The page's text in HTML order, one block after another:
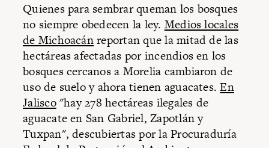
Quienes para sembrar queman los bosques
no siempre obedecen la ley. Medios locales
de Michoacánreportan que la mitad de las
hectáreas afectadas por incendios en los
bosques cercanos a Morelia cambiaron de
uso de suelo y ahora tienen aguacates.En
Jalisco"hay 278 hectáreas ilegales de
aguacate en San Gabriel, Zapotlán y
Tuxpan", descubiertas por la Procuraduría